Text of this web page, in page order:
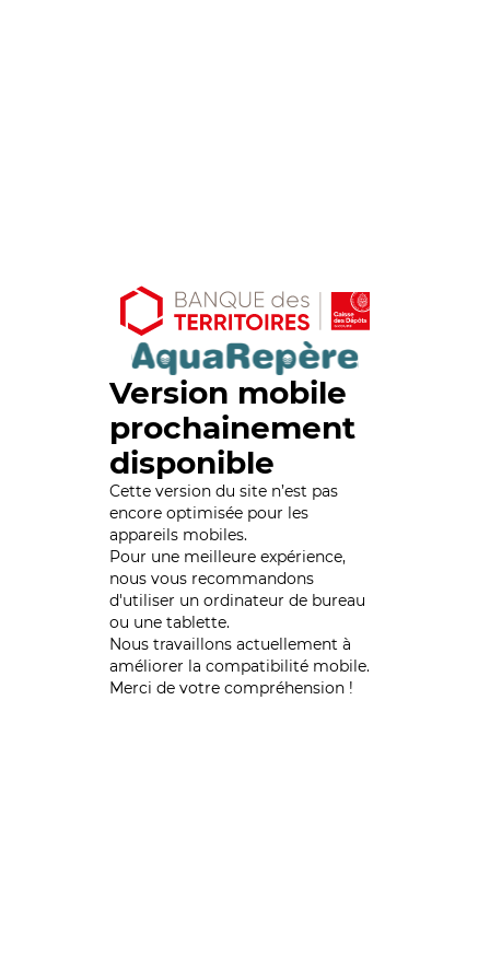
Version mobile
prochainement
disponible
Cette version du site n’est pas
encore optimisée pour les
appareils mobiles.
Pour une meilleure expérience,
nous vous recommandons
d'utiliser un ordinateur de bureau
ou une tablette.
Nous travaillons actuellement à
améliorer la compatibilité mobile.
Merci de votre compréhension !